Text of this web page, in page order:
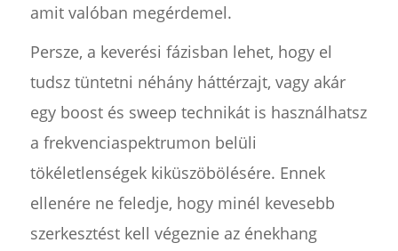
amit valóban megérdemel.
Persze, a keverési fázisban lehet, hogy el
tudsz tüntetni néhány háttérzajt, vagy akár
egy boost és sweep technikát is használhatsz
a frekvenciaspektrumon belüli
tökéletlenségek kiküszöbölésére. Ennek
ellenére ne feledje, hogy minél kevesebb
szerkesztést kell végeznie az énekhang